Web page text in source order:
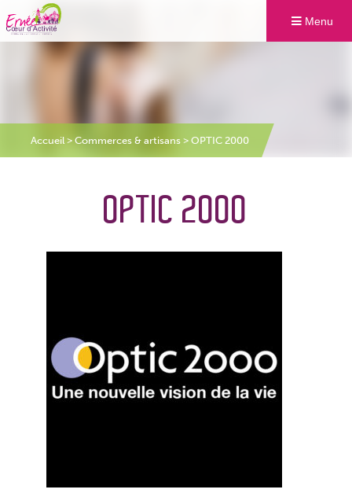
Menu
Accueil> Commerces & artisans > OPTIC 2000
OPTIC 2000